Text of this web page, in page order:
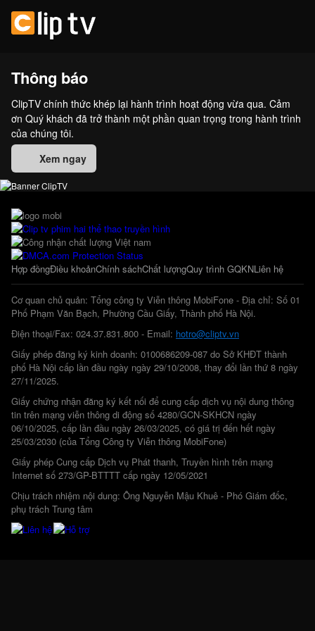
Thông báo
ClipTV chính thức khép lại hành trình hoạt động vừa qua. Cảm
ơn Quý khách đã trở thành một phần quan trọng trong hành trình
của chúng tôi.
Xem ngay
Hợp đồngĐiều khoảnChính sáchChất lượngQuy trình GQKNLiên hệ
Cơ quan chủ quản: Tổng công ty Viễn thông MobiFone - Địa chỉ: Số 01
Phố Phạm Văn Bạch, Phường Cầu Giấy, Thành phố Hà Nội.
Điện thoại/Fax: 024.37.831.800 - Email: hotro@cliptv.vn
Giấy phép đăng ký kinh doanh: 0100686209-087 do Sở KHĐT thành
phố Hà Nội cấp lần đầu ngày ngày 29/10/2008, thay đổi lần thứ 8 ngày
27/11/2025.
Giấy chứng nhận đăng ký kết nối để cung cấp dịch vụ nội dung thông
tin trên mạng viễn thông di động số 4280/GCN-SKHCN ngày
06/10/2025, cấp lần đầu ngày 26/03/2025, có giá trị đến hết ngày
25/03/2030 (của Tổng Công ty Viễn thông MobiFone)
Giấy phép Cung cấp Dịch vụ Phát thanh, Truyền hình trên mạng
Internet số 273/GP-BTTTT cấp ngày 12/05/2021
Chịu trách nhiệm nội dung: Ông Nguyễn Mậu Khuê - Phó Giám đốc,
phụ trách Trung tâm